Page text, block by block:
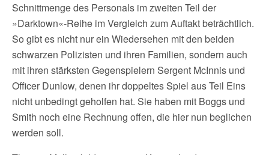
Schnittmenge des Personals im zweiten Teil der
»Darktown«-Reihe im Vergleich zum Auftakt beträchtlich.
So gibt es nicht nur ein Wiedersehen mit den beiden
schwarzen Polizisten und ihren Familien, sondern auch
mit ihren stärksten Gegenspielern Sergent McInnis und
Officer Dunlow, denen ihr doppeltes Spiel aus Teil Eins
nicht unbedingt geholfen hat. Sie haben mit Boggs und
Smith noch eine Rechnung offen, die hier nun beglichen
werden soll.